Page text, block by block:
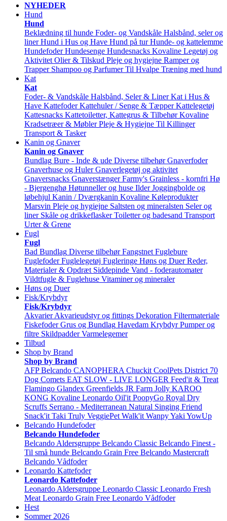
NYHEDER
Hund
Hund
Beklædning til hunde Foder- og Vandskåle Halsbånd, seler og
liner Hund i Hus og Have Hund på tur Hunde- og kattelemme
Hundefoder Hundesenge Hundesnacks Kovaline Legetøj og
Aktivitet Olier & Tilskud Pleje og hygiejne Ramper og
Trapper Shampoo og Parfumer Til Hvalpe Træning med hund
Kat
Kat
Foder- & Vandskåle Halsbånd, Seler & Liner Kat i Hus &
Have Kattefoder Kattehuler / Senge & Tæpper Kattelegetøj
Kattesnacks Kattetoiletter, Kattegrus & Tilbehør Kovaline
Kradsetræer & Møbler Pleje & Hygiejne Til Killinger
Transport & Tasker
Kanin og Gnaver
Kanin og Gnaver
Bundlag Bure - Inde & ude Diverse tilbehør Gnaverfoder
Gnaverhuse og Huler Gnaverlegetøj og aktivitet
Gnaversnacks Gnaverstænger Farmy's Grainless - kornfri Hø
- Bjergenghø Høtunneller og huse Ilder Joggingbolde og
løbehjul Kanin / Dværgkanin Kovaline Køleprodukter
Marsvin Pleje og hygiejne Saltsten og mineralsten Seler og
liner Skåle og drikkeflasker Toiletter og badesand Transport
Urter & Grene
Fugl
Fugl
Bad Bundlag Diverse tilbehør Fangstnet Fuglebure
Fuglefoder Fuglelegetøj Fugleringe Høns og Duer Reder,
Materialer & Opdræt Siddepinde Vand - foderautomater
Vildtfugle & Fuglehuse Vitaminer og mineraler
Høns og Duer
Fisk/Krybdyr
Fisk/Krybdyr
Akvarier Akvarieudstyr og fittings Dekoration Filtermateriale
Fiskefoder Grus og Bundlag Havedam Krybdyr Pumper og
filtre Skildpadder Varmelegemer
Tilbud
Shop by Brand
Shop by Brand
AFP Belcando CANOPHERA Chuckit CoolPets District 70
Dog Comets EAT SLOW - LIVE LONGER Feed'it & Treat
Flamingo Glandex Greenfields JR Farm Jolly KAROO
KONG Kovaline Leonardo Oil'it PoopyGo Royal Dry
Scruffs Serrano - Mediterranean Natural Singing Friend
Snack'it Taki Truly VeggiePet Walk'it WanpyYaki YowUp
Belcando Hundefoder
Belcando Hundefoder
Belcando Aldersgruppe Belcando Classic Belcando Finest -
Til små hunde Belcando Grain Free Belcando Mastercraft
Belcando Vådfoder
Leonardo Kattefoder
Leonardo Kattefoder
Leonardo Aldersgruppe Leonardo Classic Leonardo Fresh
Meat Leonardo Grain Free Leonardo Vådfoder
Hest
Sommer 2026